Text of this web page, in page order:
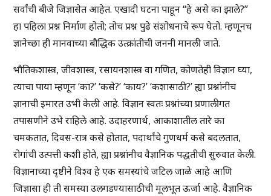
सर्वांची बीजे जिज्ञासेत आहेत. एखादी घटना पाहून “हे असे का झाले?”
हा पहिला प्रश्न निर्माण होतो; तोच प्रश्न पुढे संशोधनाचे रूप घेतो. म्हणूनच
ज्ञानेच्छा ही मानवाच्या बौद्धिक उत्क्रांतीची जननी मानली जाते.
भौतिकशास्त्र, जीवशास्त्र, रसायनशास्त्र वा गणित, कोणतेही विज्ञान घ्या,
त्याचा पाया म्हणून ‘का?’ ‘कसे?’ ‘काय?’ ‘कशासाठी?’ ह्या प्रश्नांनीच
ज्ञानाची इमारत उभी केली आहे. विज्ञान स्वतः प्रश्नांच्या प्रणालीगत
तपासणीने उभे राहिले आहे. उदाहरणार्थ, आकाशातील तारे का
चमकतात, दिवस-रात्र कसे होतात, पदार्थांचे गुणधर्म कसे बदलतात,
रोगांची उत्पत्ती कशी होते, ह्या प्रश्नांनीच वैज्ञानिक पद्धतीची सुरुवात केली.
विज्ञानाच्या दृष्टीने विश्व हे एक समस्यांचे जटिल जाळे आहे आणि
जिज्ञासा ही ती समस्या उलगडण्यासाठीची मूलभूत ऊर्जा आहे. वैज्ञानिक